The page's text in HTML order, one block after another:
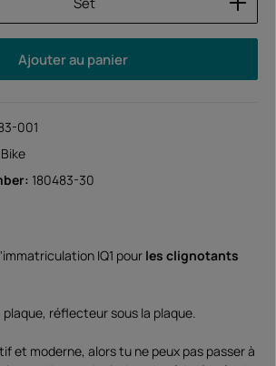
Ajouter au panier
001
180483-30
IQ1 pour les clignotants
réflecteur sous la plaque.
et moderne, alors tu ne peux pas passer à